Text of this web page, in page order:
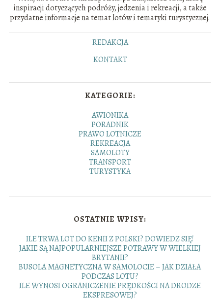
inspiracji dotyczących podróży, jedzenia i rekreacji, a także
przydatne informacje na temat lotów i tematyki turystycznej.
REDAKCJA
KONTAKT
KATEGORIE:
AWIONIKA
PORADNIK
PRAWO LOTNICZE
REKREACJA
SAMOLOTY
TRANSPORT
TURYSTYKA
OSTATNIE WPISY:
ILE TRWA LOT DO KENII Z POLSKI? DOWIEDZ SIĘ!
JAKIE SĄ NAJPOPULARNIEJSZE POTRAWY W WIELKIEJ
BRYTANII?
BUSOLA MAGNETYCZNA W SAMOLOCIE – JAK DZIAŁA
PODCZAS LOTU?
ILE WYNOSI OGRANICZENIE PRĘDKOŚCI NA DRODZE
EKSPRESOWEJ?